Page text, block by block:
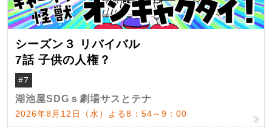
シーズン３ リバイバル
7話 子供の人権？
#7
湖池屋SDGｓ劇場サスとテナ
2026年8月12日（水）よる8：54～9：00